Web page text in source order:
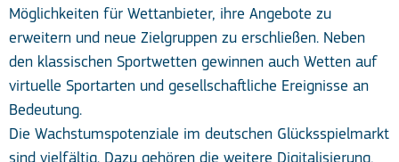
Möglichkeiten für Wettanbieter, ihre Angebote zu
erweitern und neue Zielgruppen zu erschließen. Neben
den klassischen Sportwetten gewinnen auch Wetten auf
virtuelle Sportarten und gesellschaftliche Ereignisse an
Bedeutung.
Die Wachstumspotenziale im deutschen Glücksspielmarkt